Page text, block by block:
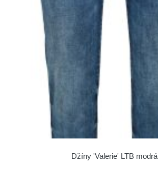
Džíny 'Valerie' LTB modrá